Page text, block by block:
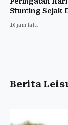
Stunting Sejak
10 jam lalu
Berita